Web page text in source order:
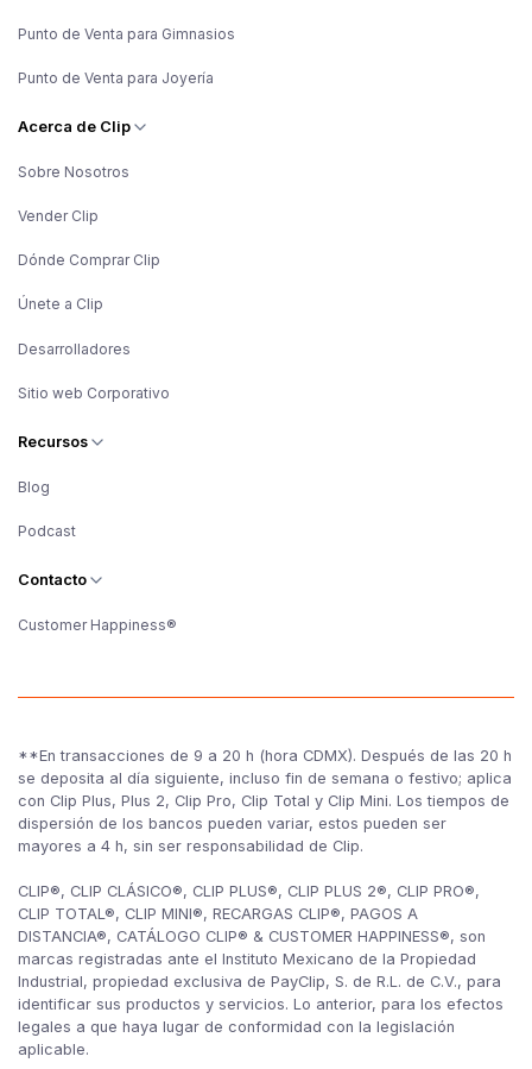
Punto de Venta para Gimnasios
Punto de Venta para Joyería
Acerca de Clip
Sobre Nosotros
Vender Clip
Dónde Comprar Clip
Únete a Clip
Desarrolladores
Sitio web Corporativo
Recursos
Blog
Podcast
Contacto
Customer Happiness®
**En transacciones de 9 a 20 h (hora CDMX). Después de las 20 h
se deposita al día siguiente, incluso fin de semana o festivo; aplica
con Clip Plus, Plus 2, Clip Pro, Clip Total y Clip Mini. Los tiempos de
dispersión de los bancos pueden variar, estos pueden ser
mayores a 4 h, sin ser responsabilidad de Clip.
CLIP®, CLIP CLÁSICO®, CLIP PLUS®, CLIP PLUS 2®, CLIP PRO®,
CLIP TOTAL®, CLIP MINI®, RECARGAS CLIP®, PAGOS A
DISTANCIA®, CATÁLOGO CLIP® & CUSTOMER HAPPINESS®, son
marcas registradas ante el Instituto Mexicano de la Propiedad
Industrial, propiedad exclusiva de PayClip, S. de R.L. de C.V., para
identificar sus productos y servicios. Lo anterior, para los efectos
legales a que haya lugar de conformidad con la legislación
aplicable.